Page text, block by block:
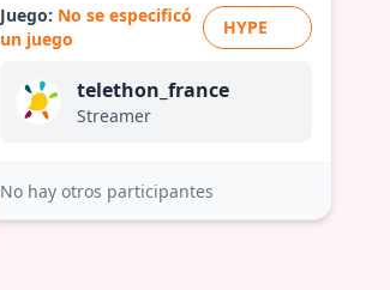
Juego: No se especificó
un juego
HYPE
telethon_france
Streamer
No hay otros participantes